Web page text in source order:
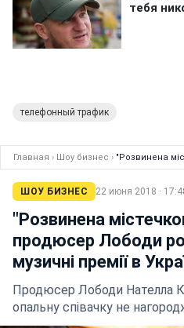
телефонный трафик
Главная › Шоу бизнес › "Розвинена
ШОУ БИЗНЕС 22 июня 2018 ·
"Розвинена
продюсер Лободи
музичні премії в
Продюсер Лободи Нателла
опальну співачку не